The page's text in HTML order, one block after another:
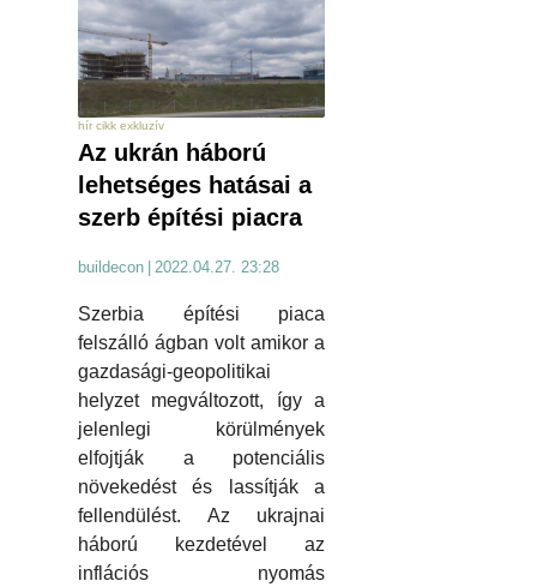
hír cikk exkluzív
Az ukrán háború
lehetséges hatásai a
szerb építési piacra
buildecon 2022.04.27. 23:28
Szerbia építési piaca
felszálló ágban volt amikor a
gazdasági-geopolitikai
helyzet megváltozott, így a
jelenlegi körülmények
elfojtják a potenciális
növekedést és lassítják a
fellendülést. Az ukrajnai
háború kezdetével az
inflációs nyomás